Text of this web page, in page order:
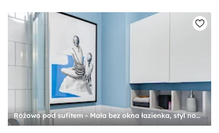
Różowo pod sufitem - Mała bez okna łazienka, styl nowoczesny - zdjęcie od DoMilimetra